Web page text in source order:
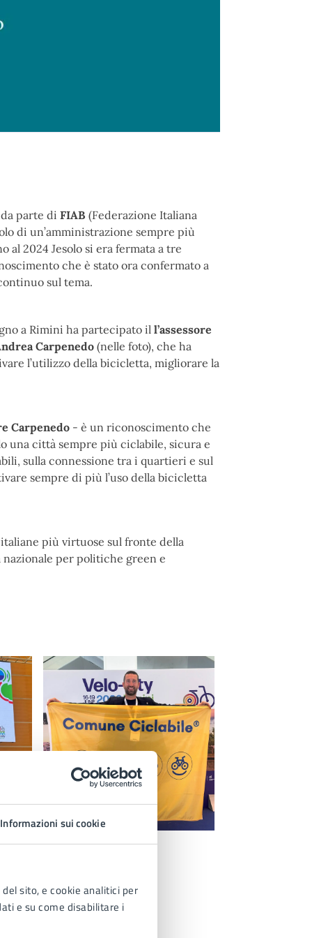
Informazioni sui cookie
sito, e cookie analitici per
e su come disabilitare i
parte di FIAB (Federazione Italiana
di un’amministrazione sempre più
al 2024 Jesolo si era fermata a tre
che è stato ora confermato a
sul tema.
a Rimini ha partecipato il l’assessore
Carpenedo (nelle foto), che ha
l’utilizzo della bicicletta, migliorare la
Carpenedo - è un riconoscimento che
una città sempre più ciclabile, sicura e
sulla connessione tra i quartieri e sul
sempre di più l’uso della bicicletta
più virtuose sul fronte della
per politiche green e